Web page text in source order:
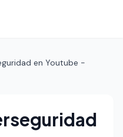
en Youtube -